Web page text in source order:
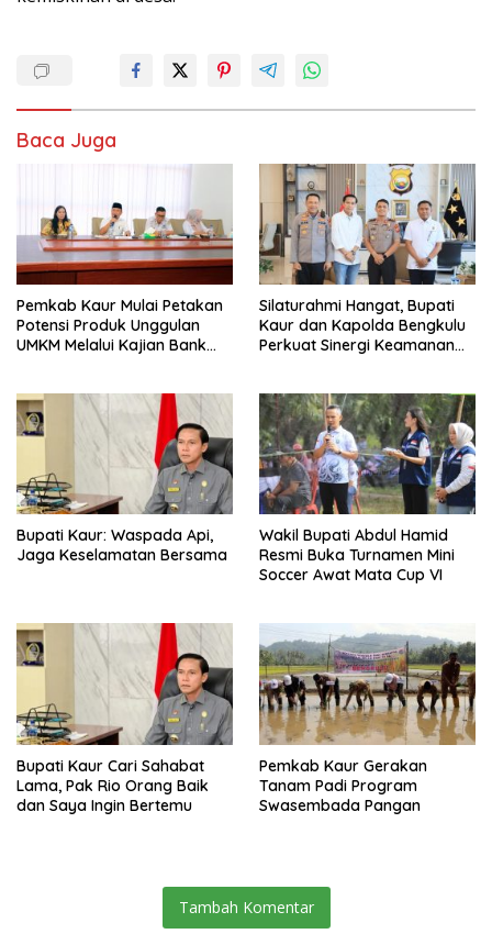
Baca Juga
Pemkab Kaur Mulai Petakan
Potensi Produk Unggulan
UMKM Melalui Kajian Bank
Silaturahmi Hangat, Bupati
Kaur dan Kapolda Bengkulu
Perkuat Sinergi Keamanan
Bupati Kaur: Waspada Api,
Jaga Keselamatan Bersama
Wakil Bupati Abdul Hamid
Resmi Buka Turnamen Mini
Soccer Awat Mata Cup VI
Bupati Kaur Cari Sahabat
Lama, Pak Rio Orang Baik
dan Saya Ingin Bertemu
Pemkab Kaur Gerakan
Tanam Padi Program
Swasembada Pangan
Tambah Komentar